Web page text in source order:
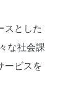
スとした
な社会課
ービスを